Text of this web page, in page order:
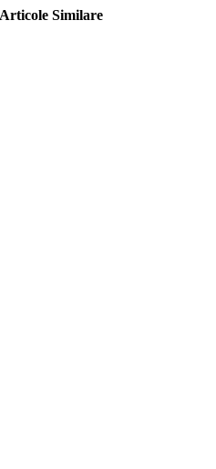
Articole Similare